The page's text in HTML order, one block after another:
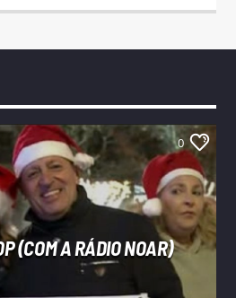
0
(COM A RÁDIO NOAR)